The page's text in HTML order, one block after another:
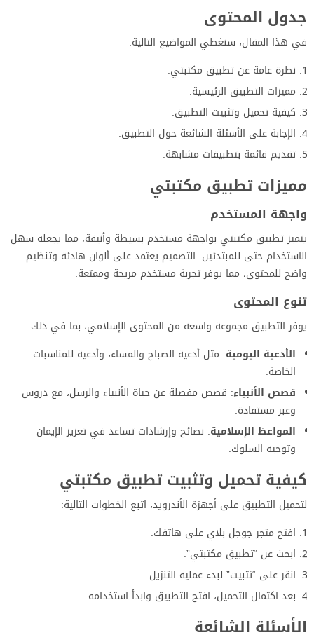
جدول المحتوى
في هذا المقال، سنغطي المواضيع التالية:
نظرة عامة عن تطبيق مكتبتي.
مميزات التطبيق الرئيسية.
كيفية تحميل وتثبيت التطبيق.
الإجابة على الأسئلة الشائعة حول التطبيق.
تقديم قائمة بتطبيقات مشابهة.
مميزات تطبيق مكتبتي
واجهة المستخدم
يتميز تطبيق مكتبتي بواجهة مستخدم بسيطة وأنيقة، مما يجعله سهل
الاستخدام حتى للمبتدئين. التصميم يعتمد على ألوان هادئة وتنظيم
واضح للمحتوى، مما يوفر تجربة مستخدم مريحة وممتعة.
تنوع المحتوى
يوفر التطبيق مجموعة واسعة من المحتوى الإسلامي، بما في ذلك:
الأدعية اليومية: مثل أدعية الصباح والمساء، وأدعية للمناسبات
الخاصة.
قصص الأنبياء: قصص مفصلة عن حياة الأنبياء والرسل، مع دروس
وعبر مستفادة.
المواعظ الإسلامية: نصائح وإرشادات تساعد في تعزيز الإيمان
وتوجيه السلوك.
كيفية تحميل وتثبيت تطبيق مكتبتي
لتحميل التطبيق على أجهزة الأندرويد، اتبع الخطوات التالية:
افتح متجر جوجل بلاي على هاتفك.
ابحث عن “تطبيق مكتبتي”.
انقر على “تثبيت” لبدء عملية التنزيل.
بعد اكتمال التحميل، افتح التطبيق وابدأ استخدامه.
الأسئلة الشائعة